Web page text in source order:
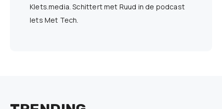
Klets.media. Schittert met Ruud in de podcast
Iets Met Tech.